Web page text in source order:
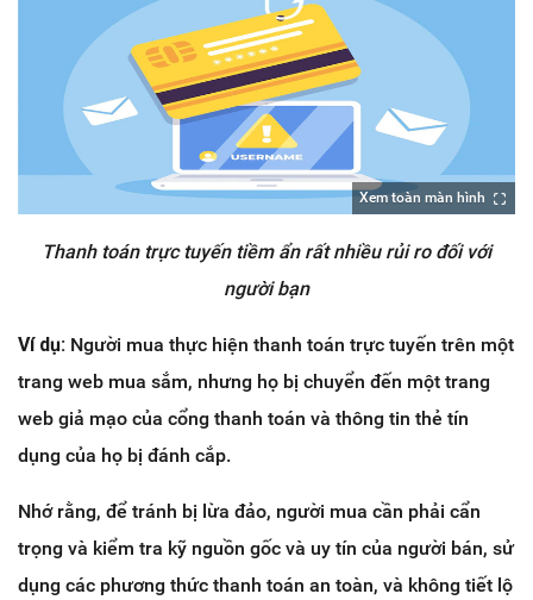
Xem toàn màn hình
Thanh toán trực tuyến tiềm ẩn rất nhiều rủi ro đối với
người bạn
Ví dụ: Người mua thực hiện thanh toán trực tuyến trên một
trang web mua sắm, nhưng họ bị chuyển đến một trang
web giả mạo của cổng thanh toán và thông tin thẻ tín
dụng của họ bị đánh cắp.
Nhớ rằng, để tránh bị lừa đảo, người mua cần phải cẩn
trọng và kiểm tra kỹ nguồn gốc và uy tín của người bán, sử
dụng các phương thức thanh toán an toàn, và không tiết lộ